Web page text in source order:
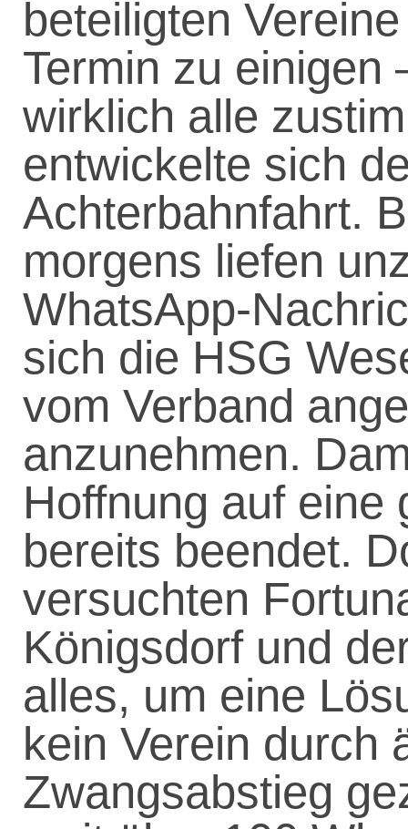
beteiligten
Termin zu einigen
wirklich alle
entwickelte sich
Achterbahnfahrt.
morgens liefen
WhatsApp-
sich die HSG
vom Verband
anzunehmen.
Hoffnung auf eine
bereits beendet.
versuchten
Königsdorf und
alles, um eine
kein Verein durch
Zwangsabstieg